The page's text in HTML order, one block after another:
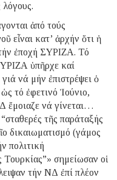
λόγους.
ἀπό τούς
εἶναι κατ’ ἀρχήν ὅτι ἡ
ἐποχή ΣΥΡΙΖΑ. Τό
ὑπῆρχε καί
νά μήν ἐπιστρέψει ὁ
τό ἐφετινό Ἰούνιο,
ἔμοιαζε νά γίνεται…
τῆς παράταξής
δικαιωματισμό (γάμος
πολιτική
σημείωσαν οἱ
τήν ΝΔ ἐπί πλέον